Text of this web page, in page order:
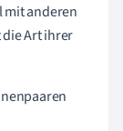
mit anderen
Art ihrer